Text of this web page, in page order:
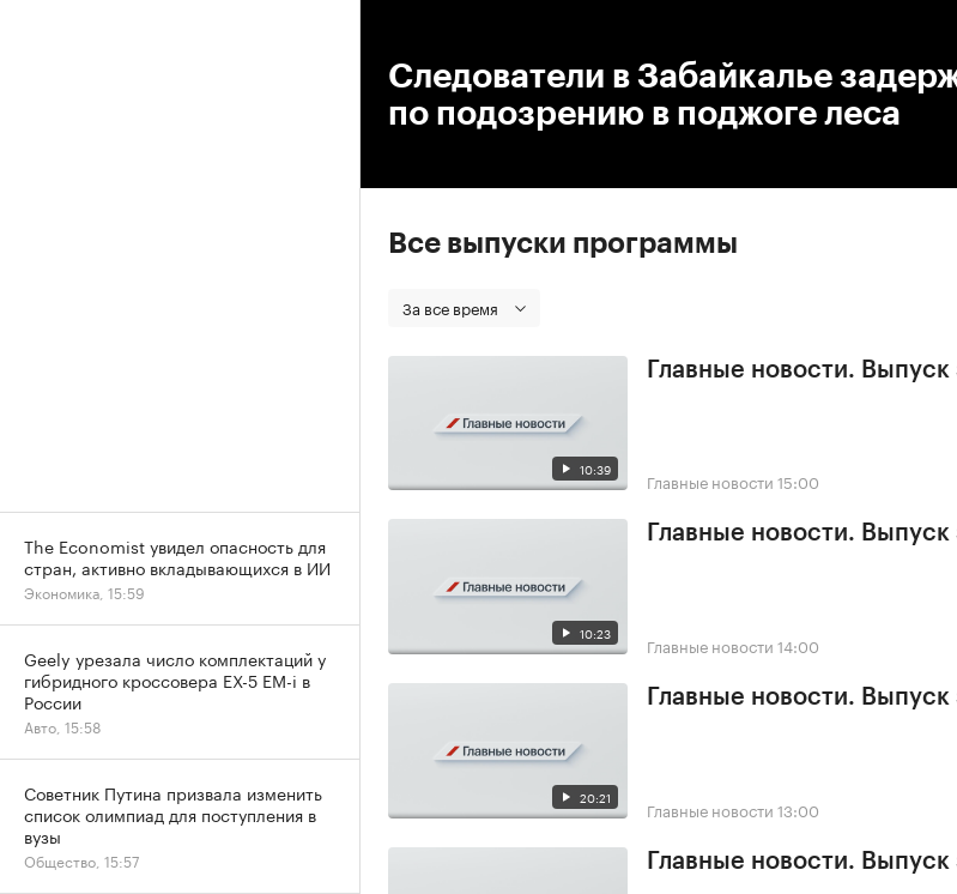
Следователи в Забайкалье
по подозрению в поджоге леса
Все выпуски программы
За все время
10:39
Главные новости.
Главные новости 15:00
10:23
Главные новости.
Главные новости 14:00
20:21
Главные новости.
Главные новости 13:00
Главные новости.
The Economist увидел опасность для
стран, активно вкладывающихся в ИИ
Экономика, 15:59
Geely урезала число комплектаций у
гибридного кроссовера EX-5 EM-i в
России
Авто, 15:58
Советник Путина призвала изменить
список олимпиад для поступления в
вузы
Общество, 15:57